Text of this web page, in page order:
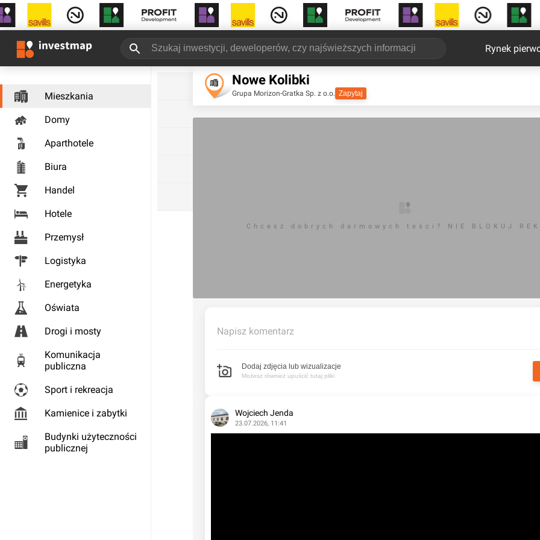
Rynek
Mieszkania
Domy
Aparthotele
Biura
Handel
Hotele
Przemysł
Logistyka
Energetyka
Oświata
Drogi i mosty
Komunikacja
publiczna
Sport i rekreacja
Kamienice i zabytki
Budynki użyteczności
publicznej
Nowe Kolibki
Grupa Morizon-Gratka Sp. z o.o. Zapytaj
Chcesz dobrych darmowych teści? NIE BLOKUJ
Napisz komentarz
Dodaj zdjęcia lub wizualizacje
Możesz również upuścić tutaj pliki
Wojciech Jenda
23.07.2026, 11:41